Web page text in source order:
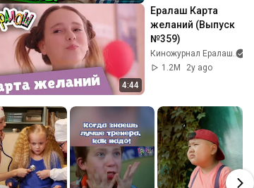
4:44
Ералаш Карта
желаний (Выпуск
№359)
Киножурнал Ералаш
1.2M
2y ago